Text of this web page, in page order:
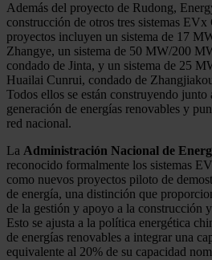
Además del proyecto de Rudong,
construcción de otros tres sistemas
proyectos incluyen un sistema de 17
Zhangye, un sistema de 50 MW/200
condado de Jinta, y un sistema de 25
Huailai Cunrui, condado de
Todos ellos se están construyendo junto
generación de energías renovables y
red nacional.
La Administración Nacional de
reconocido formalmente los sistemas
como nuevos proyectos piloto de
de energía, una distinción que
de la gestión y apoyo a la construcción
Esto se ajusta a la política energética
de energías renovables a integrar una
equivalente al 20% de su capacidad